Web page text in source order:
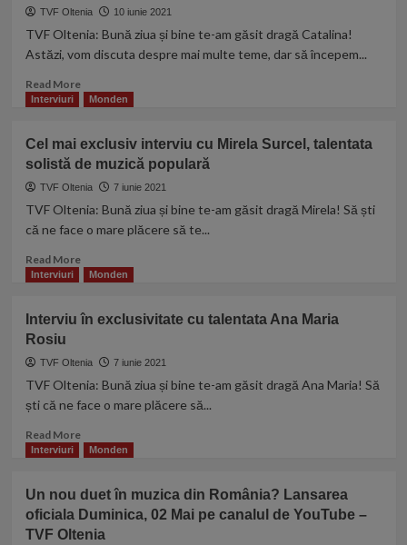
cu
Valentin
TVF Oltenia 10 iunie 2021
TVF Oltenia: Bună ziua și bine te-am găsit dragă Catalina!
Astăzi, vom discuta despre mai multe teme, dar să începem...
Read MoreRead
more
mai
exclusiv
interviu
cu
Munteanu,
solistă
populară
Interviuri Monden
Cel mai exclusiv interviu cu Mirela Surcel, talentata
solistă de muzică populară
TVF Oltenia 7 iunie 2021
TVF Oltenia: Bună ziua și bine te-am găsit dragă Mirela! Să ști
că ne face o mare plăcere să te...
Read MoreRead
more
mai
interviu
cu
Surcel,
solistă
populară
Interviuri Monden
Interviu în exclusivitate cu talentata Ana Maria
Rosiu
TVF Oltenia 7 iunie 2021
TVF Oltenia: Bună ziua și bine te-am găsit dragă Ana Maria! Să
ști că ne face o mare plăcere să...
Read MoreRead
more
în
exclusivitate
cu
Interviuri Monden
Un nou duet în muzica din România? Lansarea
oficiala Duminica, 02 Mai pe canalul de YouTube –
TVF Oltenia